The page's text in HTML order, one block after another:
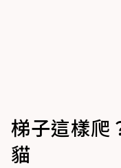
梯子這樣爬
貓